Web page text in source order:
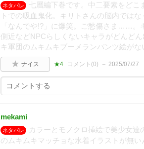
ネタバレ
七層編下巻です。中二要素をど
トでの吸血鬼化。キリトさんの脳内では
「なんでや!?」に爆笑。ご愁傷さま……。
側近などNPCらしくないキャラがどんど
キ軍団のムキムキブーメランパンツ絵がな
ナイス ★4 コメント(0) 2025/07/27
mekami
ネタバレ
カラーとモノクロ挿絵で美少女
のムキムキマッチョな水着イラストが無い